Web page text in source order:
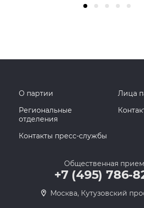
О партии
Лица
Региональные
отделения
Контакты пресс-службы
Общественная
+7 (495) 786-
Москва, Кутузовский